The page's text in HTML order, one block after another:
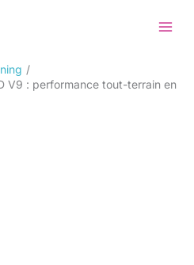
V9 : performance tout-terrain en